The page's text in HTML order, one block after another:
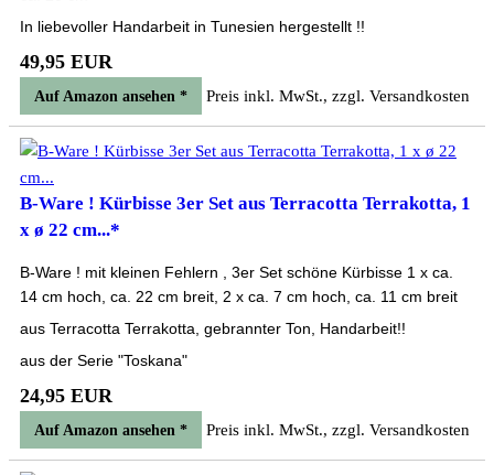
In liebevoller Handarbeit in Tunesien hergestellt !!
49,95 EUR
Auf Amazon ansehen * Preis inkl. MwSt., zzgl. Versandkosten
B-Ware ! Kürbisse 3er Set aus Terracotta Terrakotta, 1
x ø 22 cm...*
B-Ware ! mit kleinen Fehlern , 3er Set schöne Kürbisse 1 x ca.
14 cm hoch, ca. 22 cm breit, 2 x ca. 7 cm hoch, ca. 11 cm breit
aus Terracotta Terrakotta, gebrannter Ton, Handarbeit!!
aus der Serie "Toskana"
24,95 EUR
Auf Amazon ansehen * Preis inkl. MwSt., zzgl. Versandkosten